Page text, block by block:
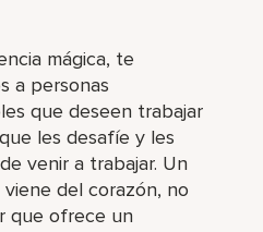
mágica, te
a personas
que deseen trabajar
les desafíe y les
venir a trabajar. Un
del corazón, no
que ofrece un